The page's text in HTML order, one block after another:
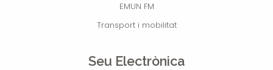
EMUN FM
Transport i mobilitat
Seu Electrònica